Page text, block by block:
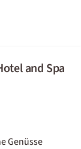
and Spa
Genüsse